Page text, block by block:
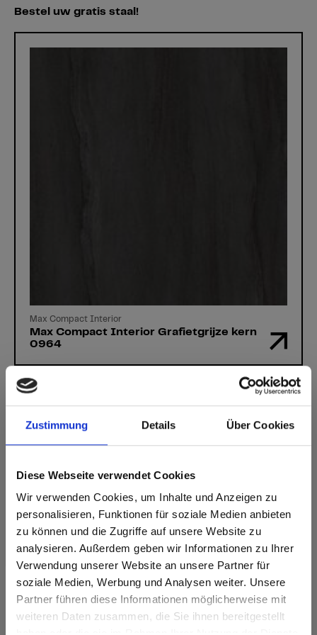
Zustimmung Details Über Cookies
Diese Webseite verwendet Cookies
Wir verwenden Cookies, um Inhalte und Anzeigen zu
personalisieren, Funktionen für soziale Medien anbieten
zu können und die Zugriffe auf unsere Website zu
analysieren. Außerdem geben wir Informationen zu Ihrer
Verwendung unserer Website an unsere Partner für
soziale Medien, Werbung und Analysen weiter. Unsere
Partner führen diese Informationen möglicherweise mit
weiteren Daten zusammen, die Sie ihnen bereitgestellt
sr.modal is not closeable
Are you based in the Verenigde
Staten?
Bestel uw gratis staal!
Max Compact Interior
Max Compact Interior Grafietgrijze kern
0964
Heeft u vragen?
Onze experts helpen u graag verder!
Contactformulier